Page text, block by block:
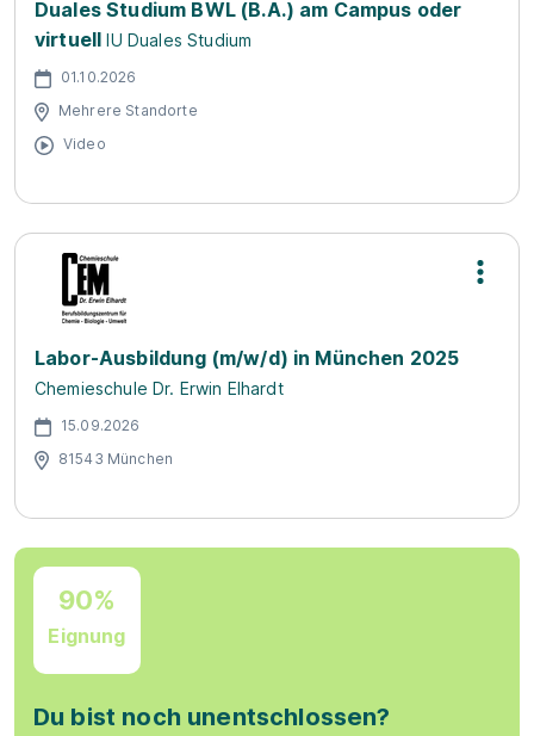
Duales Studium BWL (B.A.) am Campus oder
virtuell IU Duales Studium
01.10.2026
Mehrere Standorte
Video
Labor-Ausbildung (m/w/d) in München 2025
Chemieschule Dr. Erwin Elhardt
15.09.2026
81543 München
90%
Eignung
Du bist noch unentschlossen?